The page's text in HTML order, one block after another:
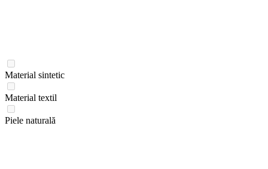
Material sintetic
Material textil
Piele naturală